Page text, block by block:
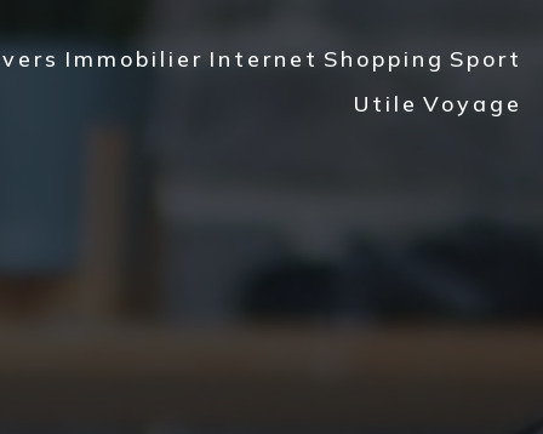
Immobilier Internet Shopping Sport
Utile Voyage